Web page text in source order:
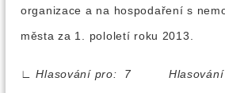
organizace a na hospodaření s
města za 1. pololetí roku 2013.
∟
Hlasování pro: 7